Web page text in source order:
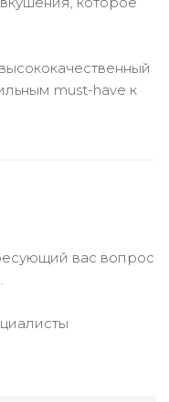
must-have к
вас вопрос